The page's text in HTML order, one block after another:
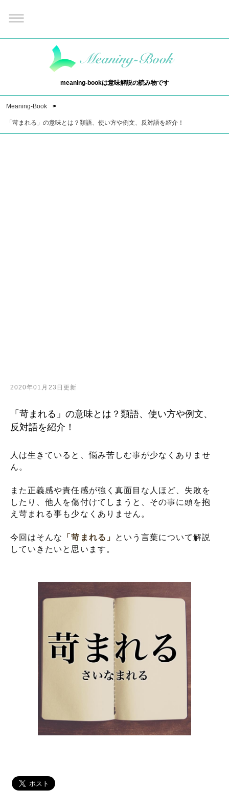
meaning-bookは意味解説の読み物です
Meaning-Book
「苛まれる」の意味とは？類語、使い方や例文、反対語を紹介！
2020年01月23日更新
「苛まれる」の意味とは？類語、使い方や例文、
反対語を紹介！
人は生きていると、悩み苦しむ事が少なくありませ
ん。
また正義感や責任感が強く真面目な人ほど、失敗を
したり、他人を傷付けてしまうと、その事に頭を抱
え苛まれる事も少なくありません。
今回はそんな 「苛まれる」
という言葉について解説
していきたいと思います。